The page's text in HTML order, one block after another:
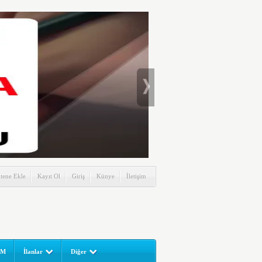
Ekle Kayıt Ol Giriş Künye İletişim
İlanlar Diğer